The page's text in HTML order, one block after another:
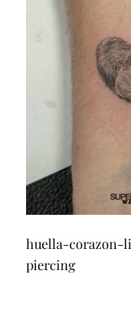
huella-
piercing